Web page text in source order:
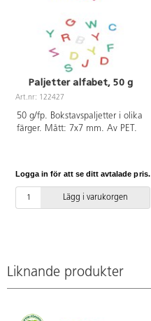
Paljetter alfabet, 50 g
Art.nr: 122427
50 g/fp. Bokstavspaljetter i olika
färger. Mått: 7x7 mm. Av PET.
Logga in för att se ditt avtalade pris.
Lägg i varukorgen
Liknande produkter